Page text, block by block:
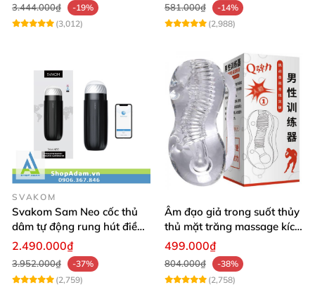
3.444.000₫
-19%
(3,012)
581.000₫
-14%
(2,988)
SVAKOM
Svakom Sam Neo cốc thủ
dâm tự động rung hút điều
khiển app từ xa cao cấp
2.490.000₫
3.952.000₫
-37%
(2,759)
Âm đạo giả trong suốt thủy
thủ mặt trăng massage kích
thích thỏa mãn
499.000₫
804.000₫
-38%
(2,758)